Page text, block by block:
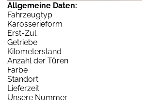
Allgemeine Daten:
Fahrzeugtyp
Karosserieform
Erst-Zul.
Getriebe
Kilometerstand
Anzahl der Türen
Farbe
Standort
Lieferzeit
Unsere Nummer